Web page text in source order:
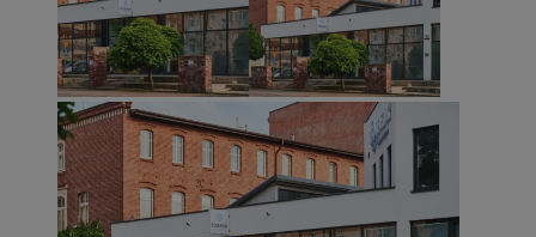
MvSessID sosnowiecki.pl
euds .rfihub.com